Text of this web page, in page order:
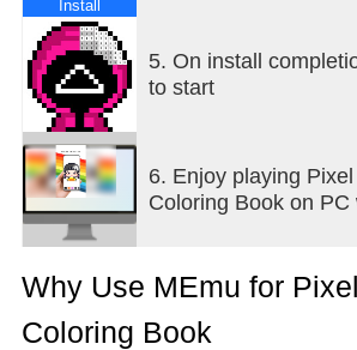
Install
5. On install
to start
6. Enjoy playing
Coloring Book on PC
Why Use MEmu for
Coloring Book